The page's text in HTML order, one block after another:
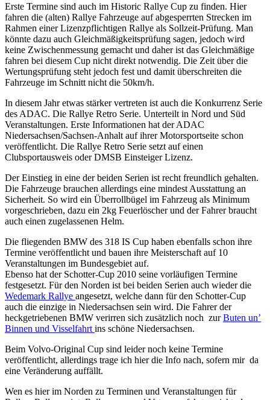
Erste Termine sind auch im Historic Rallye Cup zu finden. Hier
fahren die (alten) Rallye Fahrzeuge auf abgesperrten Strecken im
Rahmen einer Lizenzpflichtigen Rallye als Sollzeit-Prüfung. Man
könnte dazu auch Gleichmäßigkeitsprüfung sagen, jedoch wird
keine Zwischenmessung gemacht und daher ist das Gleichmäßige
fahren bei diesem Cup nicht direkt notwendig. Die Zeit über die
Wertungsprüfung steht jedoch fest und damit überschreiten die
Fahrzeuge im Schnitt nicht die 50km/h.
In diesem Jahr etwas stärker vertreten ist auch die Konkurrenz Serie
des ADAC. Die Rallye Retro Serie. Unterteilt in Nord und Süd
Veranstaltungen. Erste Informationen hat der ADAC
Niedersachsen/Sachsen-Anhalt auf ihrer Motorsportseite schon
veröffentlicht. Die Rallye Retro Serie setzt auf einen
Clubsportausweis oder DMSB Einsteiger Lizenz.
Der Einstieg in eine der beiden Serien ist recht freundlich gehalten.
Die Fahrzeuge brauchen allerdings eine mindest Ausstattung an
Sicherheit. So wird ein Überrollbügel im Fahrzeug als Minimum
vorgeschrieben, dazu ein 2kg Feuerlöscher und der Fahrer braucht
auch einen zugelassenen Helm.
Die fliegenden BMW des 318 IS Cup haben ebenfalls schon ihre
Termine veröffentlicht und bauen ihre Meisterschaft auf 10
Veranstaltungen im Bundesgebiet auf.
Ebenso hat der Schotter-Cup 2010 seine vorläufigen Termine
festgesetzt. Für den Norden ist bei beiden Serien auch wieder die
Wedemark Rallye angesetzt, welche dann für den Schotter-Cup
auch die einzige in Niedersachsen sein wird. Die Fahrer der
heckgetriebenen BMW verirren sich zusätzlich noch zurButen un’
Binnen und Visselfahrt ins schöne Niedersachsen.
Beim Volvo-Original Cup sind leider noch keine Termine
veröffentlicht, allerdings trage ich hier die Info nach, sofern mir da
eine Veränderung auffällt.
Wen es hier im Norden zu Terminen und Veranstaltungen für